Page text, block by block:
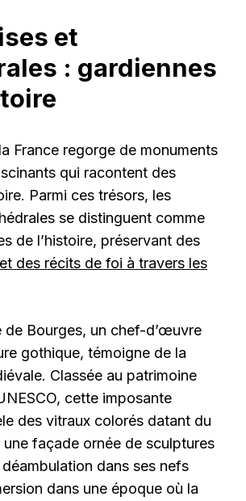
et
: gardiennes
France regorge de monuments
qui racontent des
Parmi ces trésors, les
se distinguent comme
de l’histoire, préservant des
et des récits de foi à travers les
de Bourges, un chef-d’œuvre
gothique, témoigne de la
Classée au patrimoine
cette imposante
des vitraux colorés datant du
une façade ornée de sculptures
dans ses nefs
dans une époque où la